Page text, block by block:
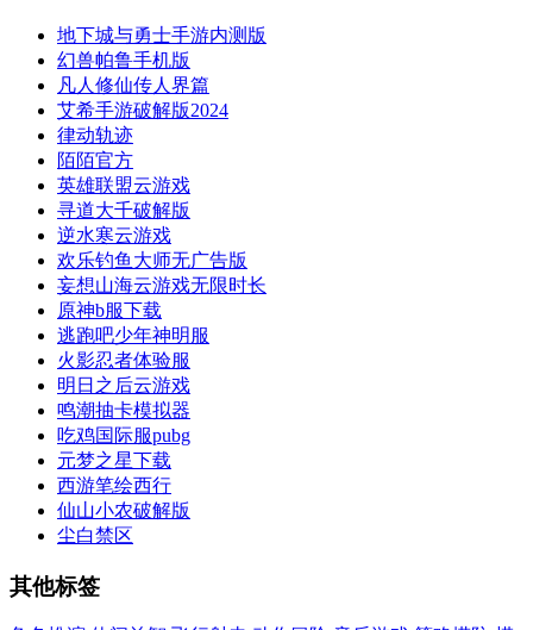
地下城与勇士手游内测版
幻兽帕鲁手机版
凡人修仙传人界篇
艾希手游破解版2024
律动轨迹
陌陌官方
英雄联盟云游戏
寻道大千破解版
逆水寒云游戏
欢乐钓鱼大师无广告版
妄想山海云游戏无限时长
原神b服下载
逃跑吧少年神明服
火影忍者体验服
明日之后云游戏
鸣潮抽卡模拟器
吃鸡国际服pubg
元梦之星下载
西游笔绘西行
仙山小农破解版
尘白禁区
其他标签